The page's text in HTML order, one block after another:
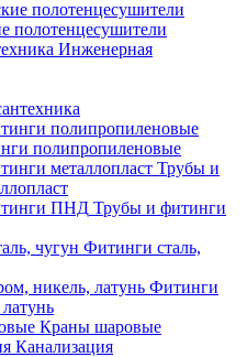
полотенцесушители
Инженерная
полипропиленовые
Трубы и
Трубы и фитинги
Фитинги сталь,
Фитинги
Краны шаровые
Канализация